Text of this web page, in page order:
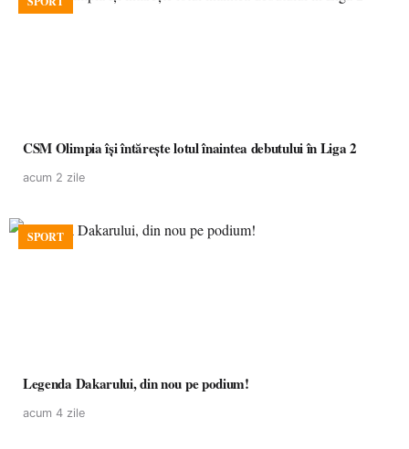
CSM Olimpia își întărește lotul înaintea debutului în Liga 2
acum 2 zile
SPORT
Legenda Dakarului, din nou pe podium!
acum 4 zile